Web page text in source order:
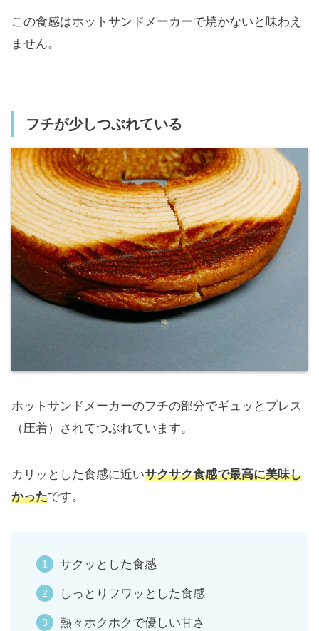
この食感はホットサンドメーカーで焼かないと味わえ
ません。
フチが少しつぶれている
ホットサンドメーカーのフチの部分でギュッとプレス
（圧着）されてつぶれています。
カリッとした食感に近いサクサク食感で最高に美味し
かったです。
サクッとした食感
しっとりフワッとした食感
熱々ホクホクで優しい甘さ